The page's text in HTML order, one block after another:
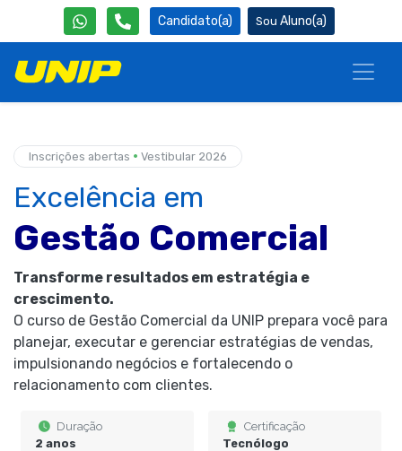
Candidato(a) Aluno(a)
Inscrições abertas • Vestibular 2026
Excelência em
Gestão Comercial
Transforme resultados em estratégia e
crescimento.
O curso de Gestão Comercial da UNIP prepara você para
planejar, executar e gerenciar estratégias de vendas,
impulsionando negócios e fortalecendo o
relacionamento com clientes.
Duração
2 anos
Certificação
Tecnólogo